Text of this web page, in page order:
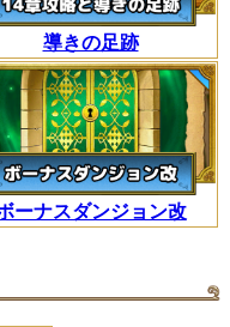
導きの足跡
ーナスダンジョン改